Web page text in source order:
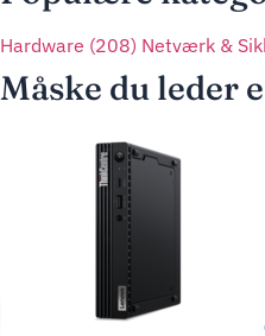
Hardware (208) Netværk &
Måske du leder